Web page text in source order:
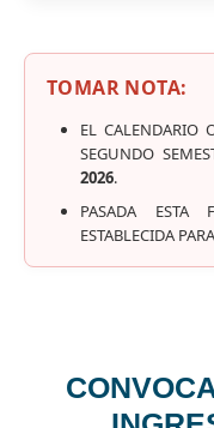
TOMAR NOTA:
EL CALENDARIO
SEGUNDO
2026.
PASADA ESTA
ESTABLECIDA